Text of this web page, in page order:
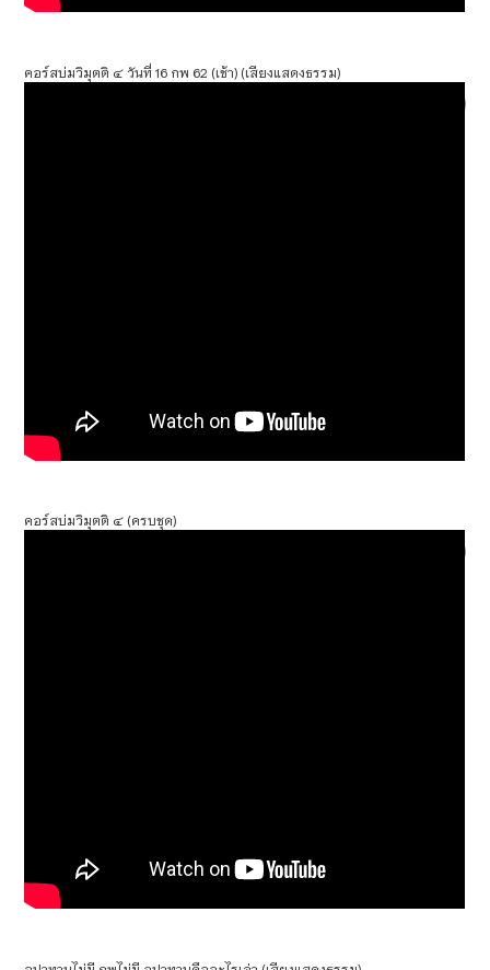
คอร์สบ่มวิมุตติ ๔ วันที่ 16 กพ 62 (เช้า) (เสียงแสดงธรรม)
คอร์สบ่มวิมุตติ ๔ (ครบชุด)